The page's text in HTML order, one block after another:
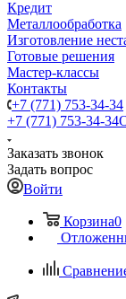
Кредит
Металлообработка
Изготовление
Готовые решения
Мастер-классы
Контакты
+7 (771) 753-34-34
+7 (771) 753-34-34
Заказать звонок
Задать вопрос
Войти
Корзина0